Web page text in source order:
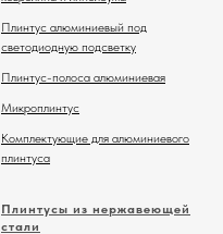
Плинтус алюминиевый под
светодиодную подсветку
Плинтус-полоса алюминиевая
Микроплинтус
Комплектующие для алюминиевого
плинтуса
Плинтусы из нержавеющей
стали